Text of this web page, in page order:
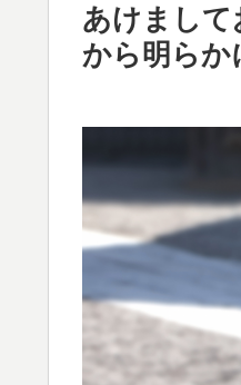
あけまして
から明らか